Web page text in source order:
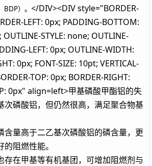
）。 </DIV><DIV style="BORDER-
LEFT: 0px; PADDING-BOTTOM:
STYLE: none; OUTLINE-
LEFT: 0px; OUTLINE-WIDTH:
0px; FONT-SIZE: 10pt; VERTICAL-
TOP: 0px; BORDER-RIGHT:
0px" align=left>甲基磷酸甲酯铝的失
次磷酸铝，但仍然很高，满足聚合物基
含量高于二乙基次磷酸铝的磷含量，更
阻燃性能。
存在甲基等有机基团，可增加阻燃剂与